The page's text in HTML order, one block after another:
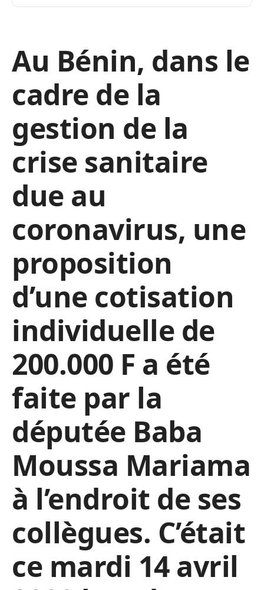
Au Bénin, dans le
cadre de la
gestion de la
crise sanitaire
due au
coronavirus, une
proposition
d’une cotisation
individuelle de
200.000 F a été
faite par la
députée Baba
Moussa Mariama
à l’endroit de ses
collègues. C’était
ce mardi 14 avril